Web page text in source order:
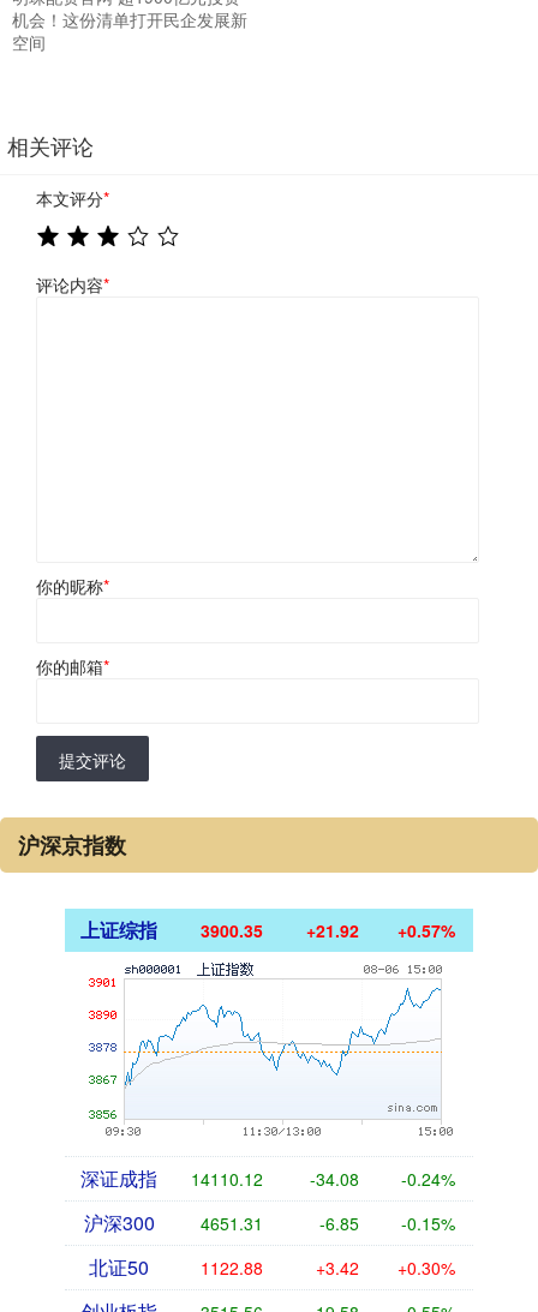
机会！这份清单打开民企发展新
空间
相关评论
本文评分*
评论内容*
你的昵称*
你的邮箱*
提交评论
沪深京指数
上证综指 3900.35 +21.92 +0.57%
深证成指 14110.12 -34.08 -0.24%
沪深300 4651.31 -6.85 -0.15%
北证50 1122.88 +3.42 +0.30%